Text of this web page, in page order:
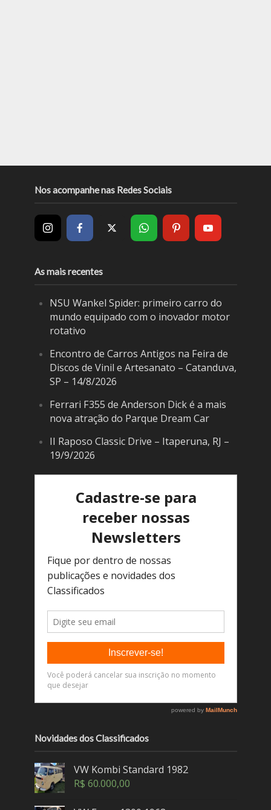
Nos acompanhe nas Redes Sociais
As mais recentes
NSU Wankel Spider: primeiro carro do
mundo equipado com o inovador motor
rotativo
Encontro de Carros Antigos na Feira de
Discos de Vinil e Artesanato – Catanduva,
SP – 14/8/2026
Ferrari F355 de Anderson Dick é a mais
nova atração do Parque Dream Car
II Raposo Classic Drive – Itaperuna, RJ –
19/9/2026
Novidades dos Classificados
VW Kombi Standard 1982
R$ 60.000,00